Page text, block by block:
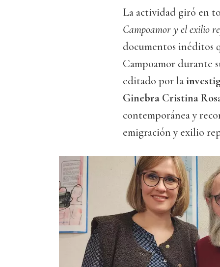
La actividad giró en
Campoamor y el exilio
documentos inéditos
Campoamor durante
editado por la
Ginebra Cristina
contemporánea y
emigración y exilio